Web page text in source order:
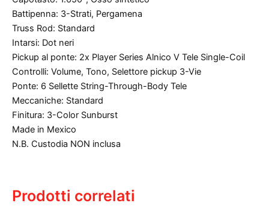
Battipenna: 3-Strati, Pergamena
Truss Rod: Standard
Intarsi: Dot neri
Pickup al ponte: 2x Player Series Alnico V Tele Single-Coil
Controlli: Volume, Tono, Selettore pickup 3-Vie
Ponte: 6 Sellette String-Through-Body Tele
Meccaniche: Standard
Finitura: 3-Color Sunburst
Made in Mexico
N.B. Custodia NON inclusa
Prodotti correlati